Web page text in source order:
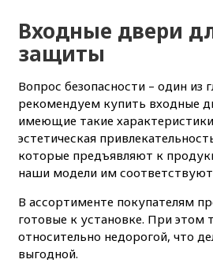
Входные двери
защиты
Вопрос безопасности – один из
рекомендуем купить входные
имеющие такие
эстетическая
которые предъявляют к
наши модели им
В ассортименте покупателям
готовые к установке. При этом
относительно недорогой, что
выгодной.